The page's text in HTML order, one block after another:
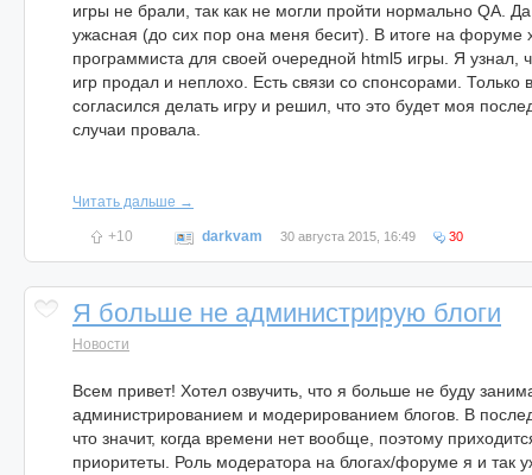
игры не брали, так как не могли пройти нормально QA.
ужасная (до сих пор она меня бесит). В итоге на форуме
программиста для своей очередной html5 игры. Я узнал,
игр продал и неплохо. Есть связи со спонсорами. Только
согласился делать игру и решил, что это будет моя
случаи провала.
Читать дальше →
+10 darkvam 30 августа 2015, 16:49 30
Я больше не администрирую блоги
Новости
Всем привет! Хотел озвучить, что я больше не буду
администрированием и модерированием блогов. В
что значит, когда времени нет вообще, поэтому
приоритеты. Роль модератора на блогах/форуме я и так